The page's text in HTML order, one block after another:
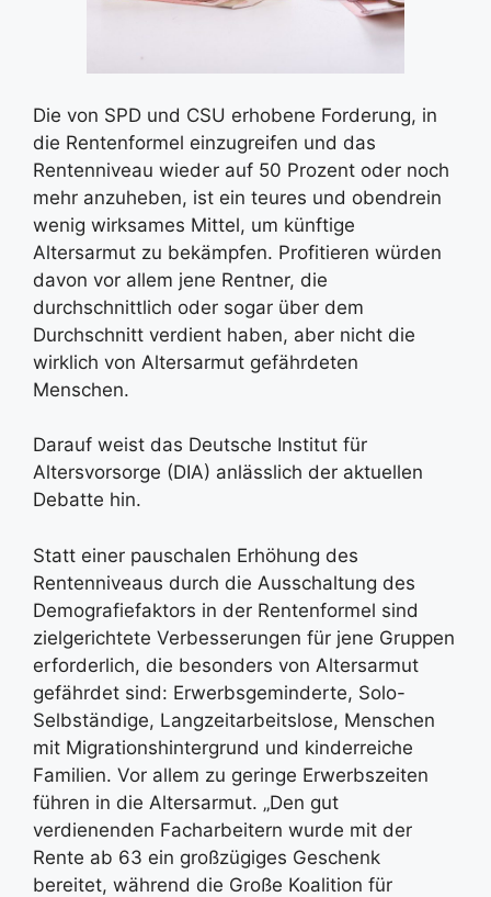
Die von SPD und CSU erhobene Forderung, in
die Rentenformel einzugreifen und das
Rentenniveau wieder auf 50 Prozent oder noch
mehr anzuheben, ist ein teures und obendrein
wenig wirksames Mittel, um künftige
Altersarmut zu bekämpfen. Profitieren würden
davon vor allem jene Rentner, die
durchschnittlich oder sogar über dem
Durchschnitt verdient haben, aber nicht die
wirklich von Altersarmut gefährdeten
Menschen.
Darauf weist das Deutsche Institut für
Altersvorsorge (DIA) anlässlich der aktuellen
Debatte hin.
Statt einer pauschalen Erhöhung des
Rentenniveaus durch die Ausschaltung des
Demografiefaktors in der Rentenformel sind
zielgerichtete Verbesserungen für jene Gruppen
erforderlich, die besonders von Altersarmut
gefährdet sind: Erwerbsgeminderte, Solo-
Selbständige, Langzeitarbeitslose, Menschen
mit Migrationshintergrund und kinderreiche
Familien. Vor allem zu geringe Erwerbszeiten
führen in die Altersarmut. „Den gut
verdienenden Facharbeitern wurde mit der
Rente ab 63 ein großzügiges Geschenk
bereitet, während die Große Koalition für